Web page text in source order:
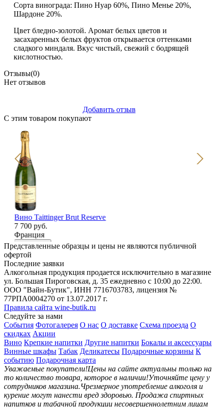
Сорта винограда: Пино Нуар 60%, Пино Менье 20%,
Шардоне 20%.
Цвет бледно-золотой. Аромат белых цветов и
засахаренных белых фруктов открывается оттенками
сладкого миндаля. Вкус чистый, свежий с бодрящей
кислотностью.
Отзывы(0)
Нет отзывов
Добавить отзыв
С этим товаром покупают
Вино Taittinger Brut Reserve
7 700 руб.
Франция
В корзину
Представленные образцы и цены не являются публичной
офертой
Последние заявки
Алкогольная продукция продается исключительно в магазине
ул. Большая Пироговская, д. 35 ежедневно с 10:00 до 22:00.
ООО "Вайн-Бутик", ИНН 7716703783, лицензия №
77РПА0004270 от 13.07.2017 г.
Правила сайта wine-butik.ru
Следуйте за нами
События Фотогалерея О нас О доставке Схема проезда О
скидках Акции
Вино Крепкие напитки Другие напитки Бокалы и аксессуары
Винные шкафы Табак Деликатесы Подарочные корзины К
событию Подарочная карта
Уважаемые покупатели!Цены на сайте актуальны только на
то количество товара, которое в наличии!Уточняйте цену у
сотрудников магазина.Чрезмерное употребление алкоголя и
курение могут нанести вред здоровью. Продажа спиртных
напитков и табачной продукции несовершеннолетним лицам